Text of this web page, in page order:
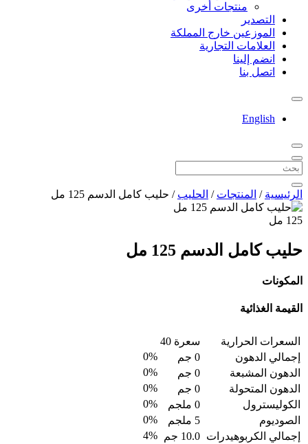
منتجات أخرى
التصدير
الموزعين خارج المملكة
العلامات التجارية
انضم إلينا
اتصل بنا
English
الرئيسية / المنتجات / الحليب / حليب كامل الدسم 125 مل
125 مل
حليب كامل الدسم 125 مل
المكونات
القيمة الغذائية
السعرات الحرارية
سعرة 40
إجمالي الدهون
0 جم
0%
الدهون المشبعة
0 جم
0%
الدهون المتحولة
0 جم
0%
الكوليسترول
0 ملجم
0%
الصوديوم
5 ملجم
0%
إجمالي الكربوهيدرات 10.0 جم
4%